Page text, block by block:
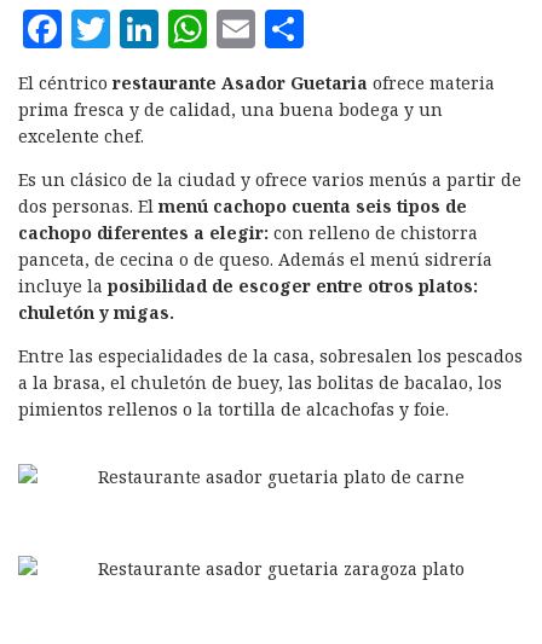
F
a
c
e
b
o
o
k
T
w
it
te
r
L
i
n
e
d
I
n
W
h
at
A
p
p
E
m
ai
o
m
a
rt
ir
El céntrico restaurante Asador Guetaria ofrece materia
prima fresca y de calidad, una buena bodega y un
excelente chef.
Es un clásico de la ciudad y ofrece varios menús a partir de
dos personas. Elmenú cachopo cuenta seis tipos de
cachopo diferentes a elegir: con relleno de chistorra
panceta, de cecina o de queso. Además el menú sidrería
incluye la posibilidad de escoger entre otros platos:
chuletón y migas.
Entre las especialidades de la casa, sobresalen los pescados
a la brasa, el chuletón de buey, las bolitas de bacalao, los
pimientos rellenos o la tortilla de alcachofas y foie.